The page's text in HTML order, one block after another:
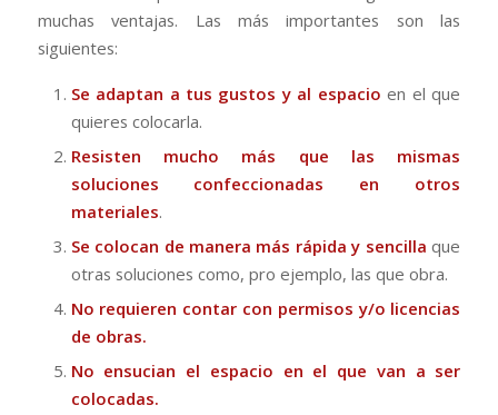
muchas ventajas. Las más importantes son las
siguientes:
Se adaptan a tus gustos y al espacio en el que
quieres colocarla.
Resisten mucho más que las mismas
soluciones confeccionadas en otros
materiales.
Se colocan de manera más rápida y sencilla que
otras soluciones como, pro ejemplo, las que obra.
No requieren contar con permisos y/o licencias
de obras.
No ensucian el espacio en el que van a ser
colocadas.